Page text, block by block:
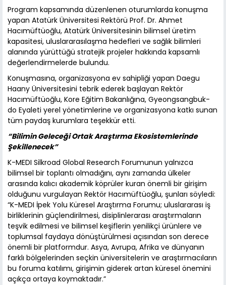
Program kapsamında düzenlenen oturumlarda konuşma
yapan Atatürk Üniversitesi Rektörü Prof. Dr. Ahmet
Hacımüftüoğlu, Atatürk Üniversitesinin bilimsel üretim
kapasitesi, uluslararasılaşma hedefleri ve sağlık bilimleri
alanında yürüttüğü stratejik projeler hakkında kapsamlı
değerlendirmelerde bulundu.
Konuşmasına, organizasyona ev sahipliği yapan Daegu
Haany Üniversitesini tebrik ederek başlayan Rektör
Hacımüftüoğlu, Kore Eğitim Bakanlığına, Gyeongsangbuk-
do Eyaleti yerel yönetimlerine ve organizasyona katkı sunan
tüm paydaş kurumlara teşekkür etti.
“Bilimin Geleceği Ortak Araştırma Ekosistemlerinde
Şekillenecek”
K-MEDI Silkroad Global Research Forumunun yalnızca
bilimsel bir toplantı olmadığını, aynı zamanda ülkeler
arasında kalıcı akademik köprüler kuran önemli bir girişim
olduğunu vurgulayan Rektör Hacımüftüoğlu, şunları söyledi:
“K-MEDI İpek Yolu Küresel Araştırma Forumu; uluslararası iş
birliklerinin güçlendirilmesi, disiplinlerarası araştırmaların
teşvik edilmesi ve bilimsel keşiflerin yenilikçi ürünlere ve
toplumsal faydaya dönüştürülmesi açısından son derece
önemli bir platformdur. Asya, Avrupa, Afrika ve dünyanın
farklı bölgelerinden seçkin üniversitelerin ve araştırmacıların
bu foruma katılımı, girişimin giderek artan küresel önemini
açıkça ortaya koymaktadır.”